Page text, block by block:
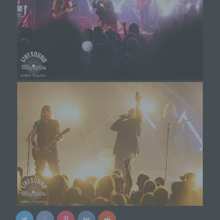
zusätzlichen Informationen gesondert aufbewahrt
werden und technischen und organisatorischen
Maßnahmen unterliegen, die gewährleisten, dass
die personenbezogenen Daten nicht einer
identifizierten oder identifizierbaren natürlichen
Person zugewiesen werden.
g) Verantwortlicher oder für die
Verarbeitung Verantwortlicher
Verantwortlicher oder für die Verarbeitung
Verantwortlicher ist die natürliche oder juristische
Person, Behörde, Einrichtung oder andere Stelle,
die allein oder gemeinsam mit anderen über die
Zwecke und Mittel der Verarbeitung von
personenbezogenen Daten entscheidet. Sind die
Zwecke und Mittel dieser Verarbeitung durch das
Unionsrecht oder das Recht der Mitgliedstaaten
vorgegeben, so kann der Verantwortliche
beziehungsweise können die bestimmten
Kriterien seiner Benennung nach dem
Unionsrecht oder dem Recht der Mitgliedstaaten
vorgesehen werden.